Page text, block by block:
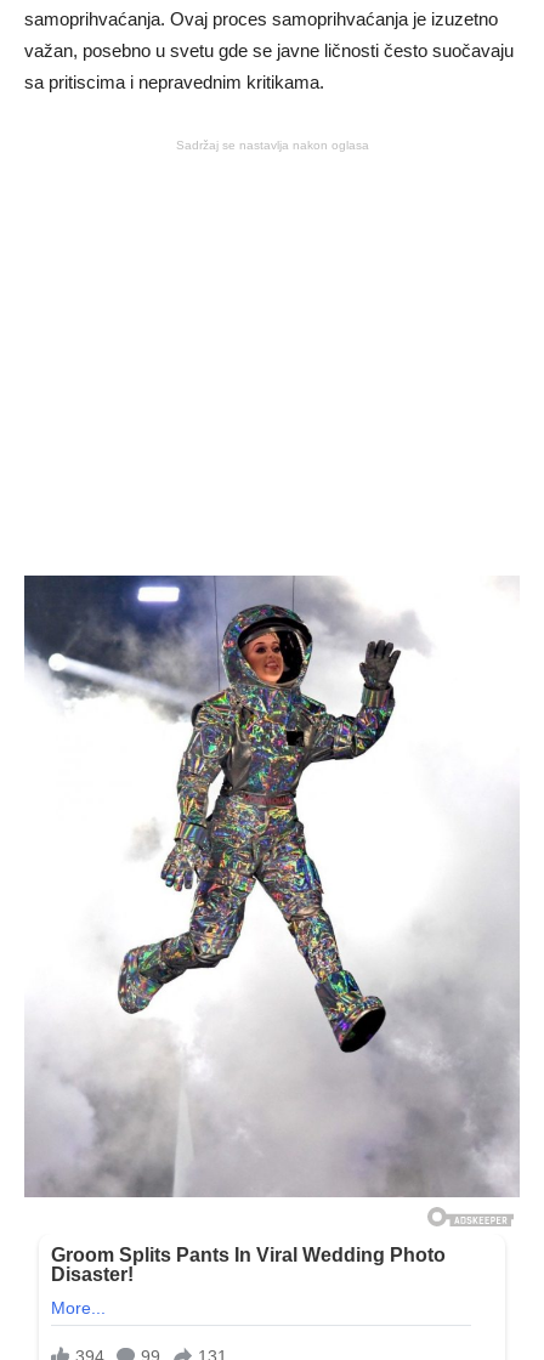
samoprihvaćanja. Ovaj proces samoprihvaćanja je izuzetno
važan, posebno u svetu gde se javne ličnosti često suočavaju
sa pritiscima i nepravednim kritikama.
Sadržaj se nastavlja nakon oglasa